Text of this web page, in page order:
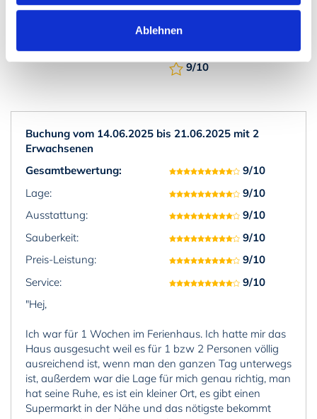
Ablehnen
Bewertung des Preis-
Bewertung des Service
9/10
Buchung vom 14.06.2025 bis 21.06.2025 mit 2
Erwachsenen
Gesamtbewertung:
9/10
Lage:
9/10
Ausstattung:
9/10
Sauberkeit:
9/10
Preis-Leistung:
9/10
Service:
9/10
"Hej,
Ich war für 1 Wochen im Ferienhaus. Ich hatte mir das
Haus ausgesucht weil es für 1 bzw 2 Personen völlig
ausreichend ist, wenn man den ganzen Tag unterwegs
ist, außerdem war die Lage für mich genau richtig, man
hat seine Ruhe, es ist ein kleiner Ort, es gibt einen
Supermarkt in der Nähe und das nötigste bekommt